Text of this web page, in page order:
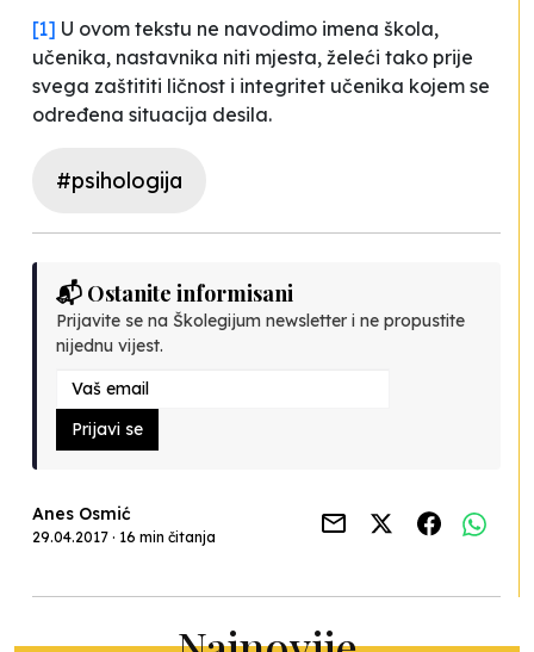
[1] U ovom tekstu ne navodimo imena škola,
učenika, nastavnika niti mjesta, želeći tako prije
svega zaštititi ličnost i integritet učenika kojem se
određena situacija desila.
#psihologija
📬 Ostanite informisani
Prijavite se na Školegijum newsletter i ne propustite
nijednu vijest.
Prijavi se
Anes Osmić
29.04.2017 · 16 min čitanja